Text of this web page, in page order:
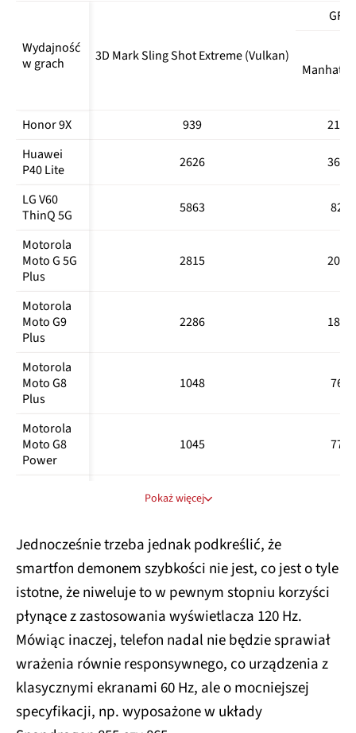
Samsung
Galaxy A51
178925 1673* 5525*
Galaxy A71
548
Galaxy A80
Galaxy M21
Xiaomi Mi
Xiaomi Mi
9T
2559*
Xiaomi
Poco X3
NFC
557
Xiaomi
Redmi
Note 8T
1532*
568
Wydajność
w grach
3D Mark Sling Shot Extreme (Vulkan)
Honor 9X 939
2115
Huawei
P40 Lite
2626 3686
LG V60
ThinQ 5G
5863 824
Motorola
Moto G 5G
Plus
2815 2074
Motorola
Moto G9
Plus
2286 1850
Motorola
Moto G8
Plus
1048 765
Motorola
Moto G8
Power
1045 778
1385
Motorola
One Vision
637
Motorola
One Zoom
1068
Nokia 7.2 1293
OnePlus
Nord
2960 2172
Oppo A9
(2020)
1068
Pokaż więcej
Jednocześnie trzeba jednak podkreślić, że
smartfon demonem szybkości nie jest, co jest o tyle
istotne, że niweluje to w pewnym stopniu korzyści
płynące z zastosowania wyświetlacza 120 Hz.
Mówiąc inaczej, telefon nadal nie będzie sprawiał
wrażenia równie responsywnego, co urządzenia z
klasycznymi ekranami 60 Hz, ale o mocniejszej
specyfikacji, np. wyposażone w układy